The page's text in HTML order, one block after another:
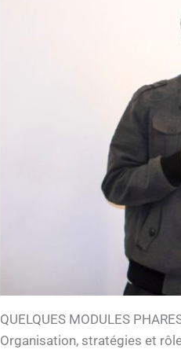
QUELQUES MODULES
Organisation, stratégies et